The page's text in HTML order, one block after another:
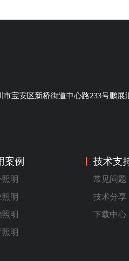
市宝安区新桥街道中心路233号鹏展
案例
照明
明
明
明
技术支
常见问题
技术分享
下载中心